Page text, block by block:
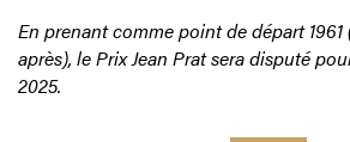
En prenant comme point de départ
après), le Prix Jean Prat sera disputé
2025.